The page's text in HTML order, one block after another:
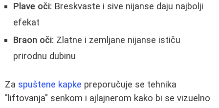
Plave oči: Breskvaste i sive nijanse daju najbolji
efekat
Braon oči: Zlatne i zemljane nijanse ističu
prirodnu dubinu
Za spuštene kapke preporučuje se tehnika
"liftovanja" senkom i ajlajnerom kako bi se vizuelno